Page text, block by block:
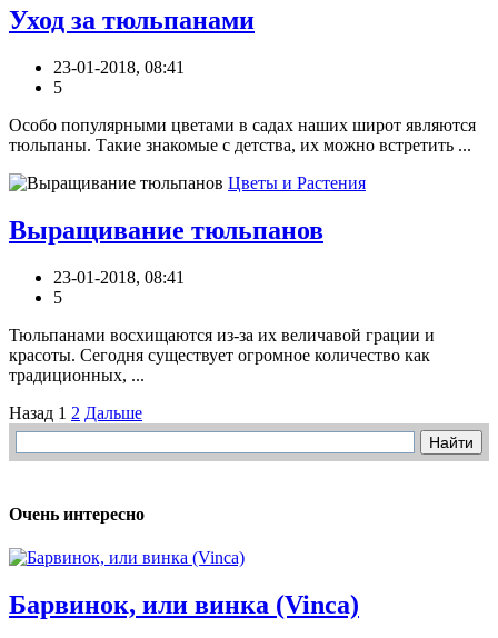
Уход за тюльпанами
23-01-2018, 08:41
5
Особо популярными цветами в садах наших широт являются
тюльпаны. Такие знакомые с детства, их можно встретить ...
Цветы и Растения
Выращивание тюльпанов
23-01-2018, 08:41
5
Тюльпанами восхищаются из-за их величавой грации и
красоты. Сегодня существует огромное количество как
традиционных, ...
Назад 1 2 Дальше
Очень интересно
Барвинок, или винка (Vinca)